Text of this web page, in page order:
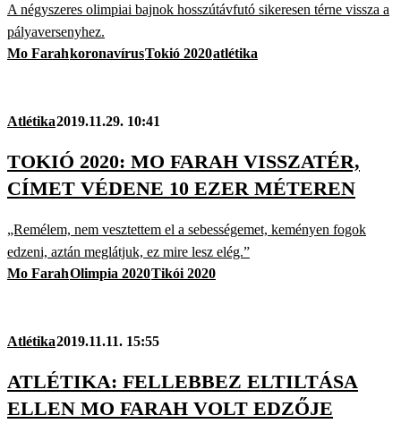
A négyszeres olimpiai bajnok hosszútávfutó sikeresen térne vissza a
pályaversenyhez.
Mo FarahkoronavírusTokió 2020atlétika
Atlétika2019.11.29. 10:41
TOKIÓ 2020: MO FARAH VISSZATÉR,
CÍMET VÉDENE 10 EZER MÉTEREN
„Remélem, nem vesztettem el a sebességemet, keményen fogok
edzeni, aztán meglátjuk, ez mire lesz elég.”
Mo FarahOlimpia 2020Tikói 2020
Atlétika2019.11.11. 15:55
ATLÉTIKA: FELLEBBEZ ELTILTÁSA
ELLEN MO FARAH VOLT EDZŐJE